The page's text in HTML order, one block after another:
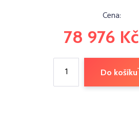
Cena:
78 976 Kč
Do košíku